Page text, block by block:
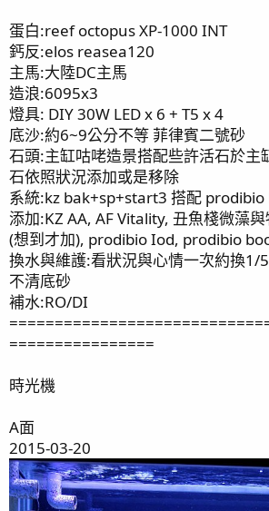
蛋白:reef octopus XP-1000 INT
鈣反:elos reasea120
主馬:大陸DC主馬
造浪:6095x3
燈具: DIY 30W LED x 6 + T5 x 4
底沙:約6~9公分不等 菲律賓二號砂
石頭:主缸咕咾造景搭配些許活石於主
石依照狀況添加或是移除
系統:kz bak+sp+start3 搭配
添加:KZ AA, AF Vitality, 丑魚棧微藻
(想到才加), prodibio Iod, prodibio
換水與維護:看狀況與心情一次約換1/
不清底砂
補水:RO/DI
================
時光機
A面
2015-03-20